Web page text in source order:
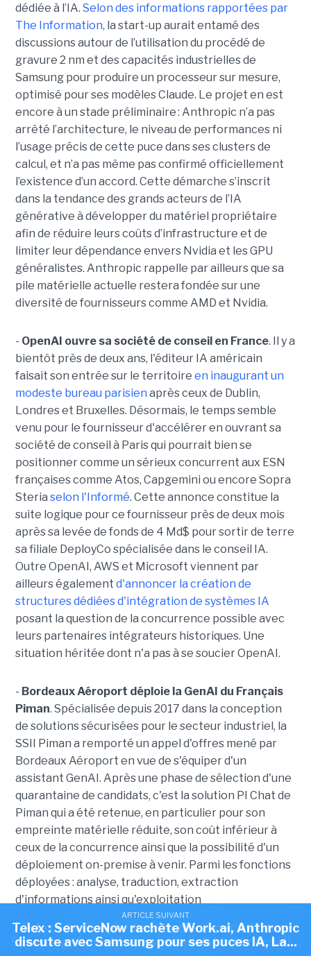
ARTICLE SUIVANT
Telex : Anthropic discute d'une puce IA avec
Samsung, OpenAI ouvre sa société de conseil...
dédiée à l’IA. Selon des informations rapportées par
The Information, la start-up aurait entamé des
discussions autour de l’utilisation du procédé de
gravure 2 nm et des capacités industrielles de
Samsung pour produire un processeur sur mesure,
optimisé pour ses modèles Claude. Le projet en est
encore à un stade préliminaire : Anthropic n’a pas
arrêté l’architecture, le niveau de performances ni
l’usage précis de cette puce dans ses clusters de
calcul, et n’a pas même pas confirmé officiellement
l’existence d’un accord. Cette démarche s’inscrit
dans la tendance des grands acteurs de l’IA
générative à développer du matériel propriétaire
afin de réduire leurs coûts d’infrastructure et de
limiter leur dépendance envers Nvidia et les GPU
généralistes. Anthropic rappelle par ailleurs que sa
pile matérielle actuelle restera fondée sur une
diversité de fournisseurs comme AMD et Nvidia.
- OpenAI ouvre sa société de conseil en France. Il y a
bientôt près de deux ans, l'éditeur IA américain
faisait son entrée sur le territoire en inaugurant un
modeste bureau parisien après ceux de Dublin,
Londres et Bruxelles. Désormais, le temps semble
venu pour le fournisseur d'accélérer en ouvrant sa
société de conseil à Paris qui pourrait bien se
positionner comme un sérieux concurrent aux ESN
françaises comme Atos, Capgemini ou encore Sopra
Steria selon l'Informé. Cette annonce constitue la
suite logique pour ce fournisseur près de deux mois
après sa levée de fonds de 4 Md$ pour sortir de terre
sa filiale DeployCo spécialisée dans le conseil IA.
Outre OpenAI, AWS et Microsoft viennent par
ailleurs également d'annoncer la création de
structures dédiées d'intégration de systèmes IA
posant la question de la concurrence possible avec
leurs partenaires intégrateurs historiques. Une
situation héritée dont n'a pas à se soucier OpenAI.
- Bordeaux Aéroport déploie la GenAI du Français
Piman. Spécialisée depuis 2017 dans la conception
de solutions sécurisées pour le secteur industriel, la
SSII Piman a remporté un appel d'offres mené par
Bordeaux Aéroport en vue de s'équiper d'un
assistant GenAI. Après une phase de sélection d'une
quarantaine de candidats, c'est la solution PI Chat de
Piman qui a été retenue, en particulier pour son
empreinte matérielle réduite, son coût inférieur à
ceux de la concurrence ainsi que la possibilité d'un
déploiement on-premise à venir. Parmi les fonctions
déployées : analyse, traduction, extraction
d'informations ainsi qu'exploitation
d'enregistrements audio en compte-rendus détaillés
et opérationnels. Du temps rendu aux équipes, des
tâches répétitives allégées et une charge
ARTICLE SUIVANT
Telex : ServiceNow rachète Work.ai, Anthropic
discute avec Samsung pour ses puces IA, La...